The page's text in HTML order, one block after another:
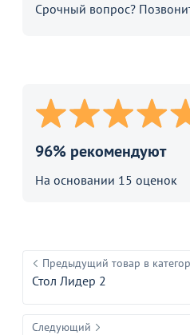
Срочный вопрос?
96% рекомендуют
На основании 15 оценок
Предыдущий товар в
Стол Лидер 2
Следующий